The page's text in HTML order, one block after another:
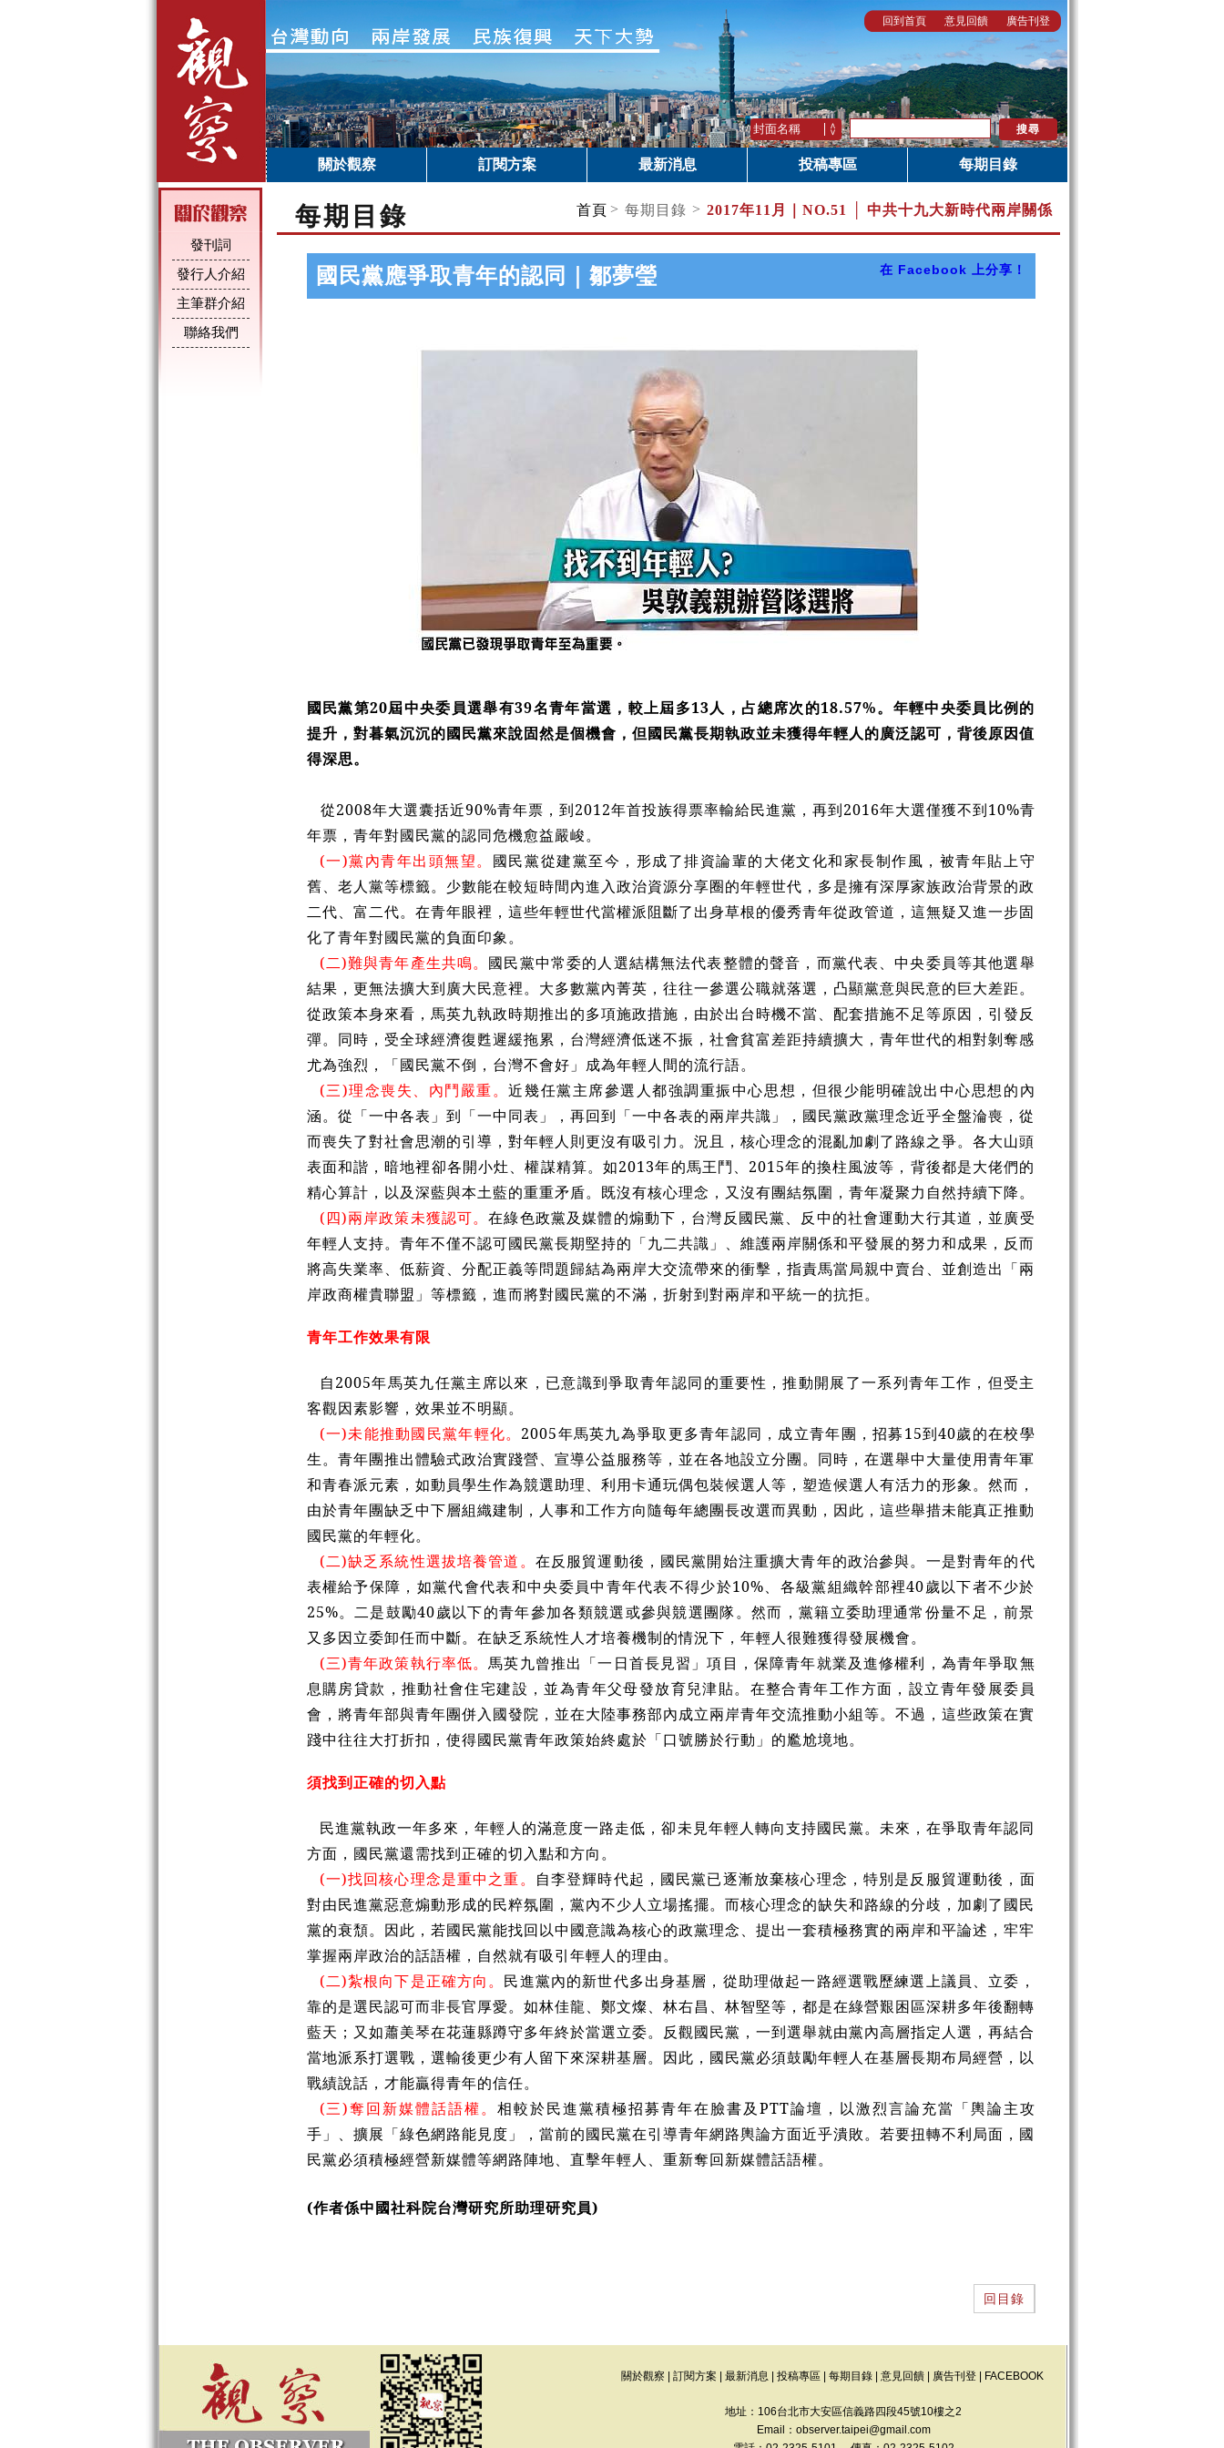
回到首頁 意見回饋 廣告刊登
關於觀察 訂閱方案 最新消息 投稿專區 每期目錄
發刊詞
發行人介紹
主筆群介紹
聯絡我們
每期目錄 首頁 > 每期目錄 > 2017年11月｜ NO.51 │ 中共十九大新時代兩岸關係
國民黨應爭取青年的認同｜鄒夢瑩 在 Facebook 上分享！
國民黨第20屆中央委員選舉有39名青年當選，較上屆多13人，占總席次的18.57%。年輕中央委員比例的
提升，對暮氣沉沉的國民黨來說固然是個機會，但國民黨長期執政並未獲得年輕人的廣泛認可，背後原因值
得深思。
從2008年大選囊括近90%青年票，到2012年首投族得票率輸給民進黨，再到2016年大選僅獲不到10%青
年票，青年對國民黨的認同危機愈益嚴峻。
(一)黨內青年出頭無望。 國民黨從建黨至今，形成了排資論輩的大佬文化和家長制作風，被青年貼上守
舊、老人黨等標籤。少數能在較短時間內進入政治資源分享圈的年輕世代，多是擁有深厚家族政治背景的政
二代、富二代。在青年眼裡，這些年輕世代當權派阻斷了出身草根的優秀青年從政管道，這無疑又進一步固
化了青年對國民黨的負面印象。
(二)難與青年產生共鳴。 國民黨中常委的人選結構無法代表整體的聲音，而黨代表、中央委員等其他選舉
結果，更無法擴大到廣大民意裡。大多數黨內菁英，往往一參選公職就落選，凸顯黨意與民意的巨大差距。
從政策本身來看，馬英九執政時期推出的多項施政措施，由於出台時機不當、配套措施不足等原因，引發反
彈。同時，受全球經濟復甦遲緩拖累，台灣經濟低迷不振，社會貧富差距持續擴大，青年世代的相對剝奪感
尤為強烈，「國民黨不倒，台灣不會好」成為年輕人間的流行語。
(三)理念喪失、內鬥嚴重。近幾任黨主席參選人都強調重振中心思想，但很少能明確說出中心思想的內
涵。從「一中各表」到「一中同表」，再回到「一中各表的兩岸共識」，國民黨政黨理念近乎全盤淪喪，從
而喪失了對社會思潮的引導，對年輕人則更沒有吸引力。況且，核心理念的混亂加劇了路線之爭。各大山頭
表面和諧，暗地裡卻各開小灶、權謀精算。如2013年的馬王鬥、2015年的換柱風波等，背後都是大佬們的
精心算計，以及深藍與本土藍的重重矛盾。既沒有核心理念，又沒有團結氛圍，青年凝聚力自然持續下降。
(四)兩岸政策未獲認可。在綠色政黨及媒體的煽動下，台灣反國民黨、反中的社會運動大行其道，並廣受
年輕人支持。青年不僅不認可國民黨長期堅持的「九二共識」、維護兩岸關係和平發展的努力和成果，反而
將高失業率、低薪資、分配正義等問題歸結為兩岸大交流帶來的衝擊，指責馬當局親中賣台、並創造出「兩
岸政商權貴聯盟」等標籤，進而將對國民黨的不滿，折射到對兩岸和平統一的抗拒。
青年工作效果有限
自2005年馬英九任黨主席以來，已意識到爭取青年認同的重要性，推動開展了一系列青年工作，但受主
客觀因素影響，效果並不明顯。
(一)未能推動國民黨年輕化。 2005年馬英九為爭取更多青年認同，成立青年團，招募15到40歲的在校學
生。青年團推出體驗式政治實踐營、宣導公益服務等，並在各地設立分團。同時，在選舉中大量使用青年軍
和青春派元素，如動員學生作為競選助理、利用卡通玩偶包裝候選人等，塑造候選人有活力的形象。然而，
由於青年團缺乏中下層組織建制，人事和工作方向隨每年總團長改選而異動，因此，這些舉措未能真正推動
國民黨的年輕化。
(二)缺乏系統性選拔培養管道。 在反服貿運動後，國民黨開始注重擴大青年的政治參與。一是對青年的代
表權給予保障，如黨代會代表和中央委員中青年代表不得少於10%、各級黨組織幹部裡40歲以下者不少於
25%。二是鼓勵40歲以下的青年參加各類競選或參與競選團隊。然而，黨籍立委助理通常份量不足，前景
又多因立委卸任而中斷。在缺乏系統性人才培養機制的情況下，年輕人很難獲得發展機會。
(三)青年政策執行率低。馬英九曾推出「一日首長見習」項目，保障青年就業及進修權利，為青年爭取無
息購房貸款，推動社會住宅建設，並為青年父母發放育兒津貼。在整合青年工作方面，設立青年發展委員
會，將青年部與青年團併入國發院，並在大陸事務部內成立兩岸青年交流推動小組等。不過，這些政策在實
踐中往往大打折扣，使得國民黨青年政策始終處於「口號勝於行動」的尷尬境地。
須找到正確的切入點
民進黨執政一年多來，年輕人的滿意度一路走低，卻未見年輕人轉向支持國民黨。未來，在爭取青年認同
方面，國民黨還需找到正確的切入點和方向。
(一)找回核心理念是重中之重。
自李登輝時代起，國民黨已逐漸放棄核心理念，特別是反服貿運動後，面
對由民進黨惡意煽動形成的民粹氛圍，黨內不少人立場搖擺。而核心理念的缺失和路線的分歧，加劇了國民
黨的衰頹。因此，若國民黨能找回以中國意識為核心的政黨理念、提出一套積極務實的兩岸和平論述，牢牢
掌握兩岸政治的話語權，自然就有吸引年輕人的理由。
(二)紮根向下是正確方向。 民進黨內的新世代多出身基層，從助理做起一路經選戰歷練選上議員、立委，
靠的是選民認可而非長官厚愛。如林佳龍、鄭文燦、林右昌、林智堅等，都是在綠營艱困區深耕多年後翻轉
藍天；又如蕭美琴在花蓮縣蹲守多年終於當選立委。反觀國民黨，一到選舉就由黨內高層指定人選，再結合
當地派系打選戰，選輸後更少有人留下來深耕基層。因此，國民黨必須鼓勵年輕人在基層長期布局經營，以
戰績說話，才能贏得青年的信任。
(三)奪回新媒體話語權。相較於民進黨積極招募青年在臉書及PTT論壇，以激烈言論充當「輿論主攻
手」、擴展「綠色網路能見度」，當前的國民黨在引導青年網路輿論方面近乎潰敗。若要扭轉不利局面，國
民黨必須積極經營新媒體等網路陣地、直擊年輕人、重新奪回新媒體話語權。
(作者係中國社科院台灣研究所助理研究員)
回目錄
關於觀察 訂閱方案 最新消息 投稿專區 每期目錄 意見回饋 廣告刊登 FACEBOOK
地址：106台北市大安區信義路四段45號10樓之2
Email： observer.taipei@gmail.com